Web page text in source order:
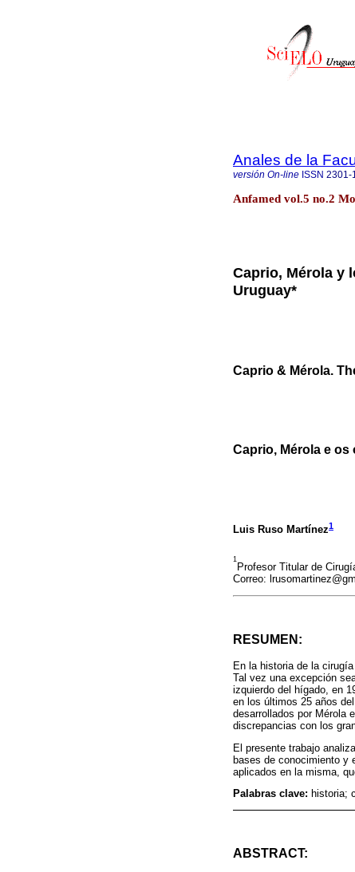
Anales de la
versión On-line ISSN 2301-
Anfamed vol.5 no.2
Caprio, Mérola y
Uruguay*
Caprio & Mérola.
Caprio, Mérola e
Luis Ruso Martínez1
1
Profesor Titular de
Correo:
RESUMEN:
En la historia de la
Tal vez una excepción
izquierdo del hígado, en
en los últimos 25 años
desarrollados por Mérola
discrepancias con los
El presente trabajo
bases de conocimiento y
aplicados en la misma,
Palabras clave: historia;
ABSTRACT: